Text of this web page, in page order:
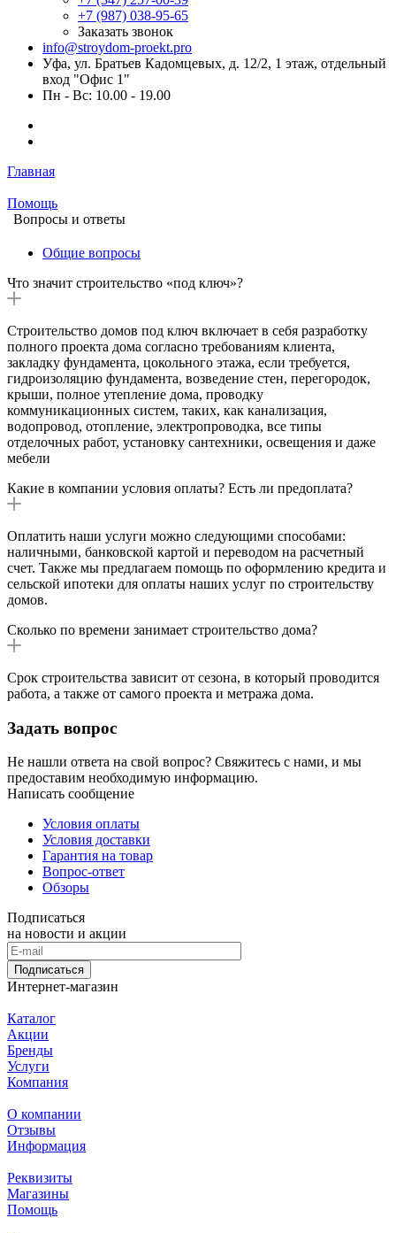
+7 (987) 038-95-65
Заказать звонок
info@stroydom-proekt.pro
Уфа, ул. Братьев Кадомцевых, д. 12/2, 1 этаж, отдельный
вход "Офис 1"
Пн - Вс: 10.00 - 19.00
Главная
Помощь
Вопросы и ответы
Общие вопросы
Что значит строительство «под ключ»?
Строительство домов под ключ включает в себя разработку
полного проекта дома согласно требованиям клиента,
закладку фундамента, цокольного этажа, если требуется,
гидроизоляцию фундамента, возведение стен, перегородок,
крыши, полное утепление дома, проводку
коммуникационных систем, таких, как канализация,
водопровод, отопление, электропроводка, все типы
отделочных работ, установку сантехники, освещения и даже
мебели
Какие в компании условия оплаты? Есть ли предоплата?
Оплатить наши услуги можно следующими способами:
наличными, банковской картой и переводом на расчетный
счет. Также мы предлагаем помощь по оформлению кредита и
сельской ипотеки для оплаты наших услуг по строительству
домов.
Сколько по времени занимает строительство дома?
Срок строительства зависит от сезона, в который проводится
работа, а также от самого проекта и метража дома.
Задать вопрос
Не нашли ответа на свой вопрос? Свяжитесь с нами, и мы
предоставим необходимую информацию.
Написать сообщение
Условия оплаты
Условия доставки
Гарантия на товар
Вопрос-ответ
Обзоры
Подписаться
на новости и акции
Подписаться
Интернет-магазин
Каталог
Акции
Бренды
Услуги
Компания
О компании
Отзывы
Информация
Реквизиты
Магазины
Помощь